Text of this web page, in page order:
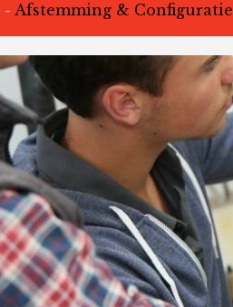
- Afstemming & Configuratie